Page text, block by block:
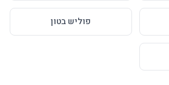
פוליש בטון